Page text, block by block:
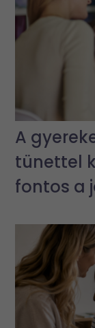
A
tünettel
fontos a